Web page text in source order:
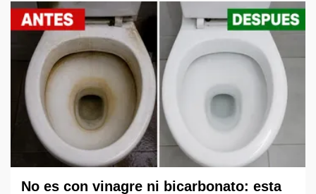
No es con vinagre ni bicarbonato: esta